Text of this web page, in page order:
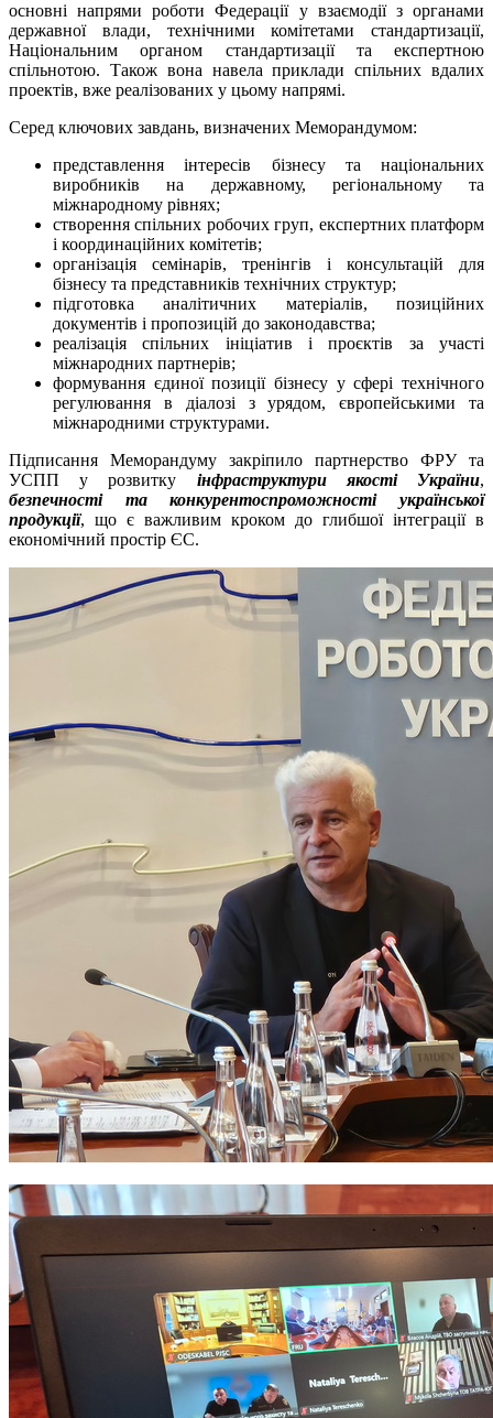
основні напрями роботи Федерації у взаємодії з органами
державної влади, технічними комітетами стандартизації,
Національним органом стандартизації та експертною
спільнотою. Також вона навела приклади спільних вдалих
проектів, вже реалізованих у цьому напрямі.
Серед ключових завдань, визначених Меморандумом:
представлення інтересів бізнесу та національних
виробників на державному, регіональному та
міжнародному рівнях;
створення спільних робочих груп, експертних платформ
і координаційних комітетів;
організація семінарів, тренінгів і консультацій для
бізнесу та представників технічних структур;
підготовка аналітичних матеріалів, позиційних
документів і пропозицій до законодавства;
реалізація спільних ініціатив і проєктів за участі
міжнародних партнерів;
формування єдиної позиції бізнесу у сфері технічного
регулювання в діалозі з урядом, європейськими та
міжнародними структурами.
Підписання Меморандуму закріпило партнерство ФРУ та
УСПП у розвитку інфраструктури якості України,
безпечності та конкурентоспроможності української
продукції, що є важливим кроком до глибшої інтеграції в
економічний простір ЄС.